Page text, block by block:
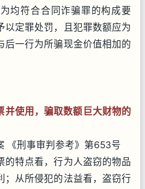
均符合合同诈骗罪的构成要
以定罪处罚，且犯罪数额应为
后一行为所骗现金价值相加的
并使用，骗取数额巨大财物的
《刑事审判参考》第653号
的特点看，行为人盗窃的物品
；从所侵犯的法益看，盗窃行